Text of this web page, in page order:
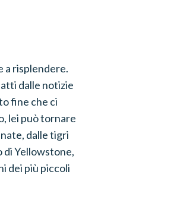
a risplendere.
dalle notizie
fine che ci
lei può tornare
dalle tigri
di Yellowstone,
dei più piccoli